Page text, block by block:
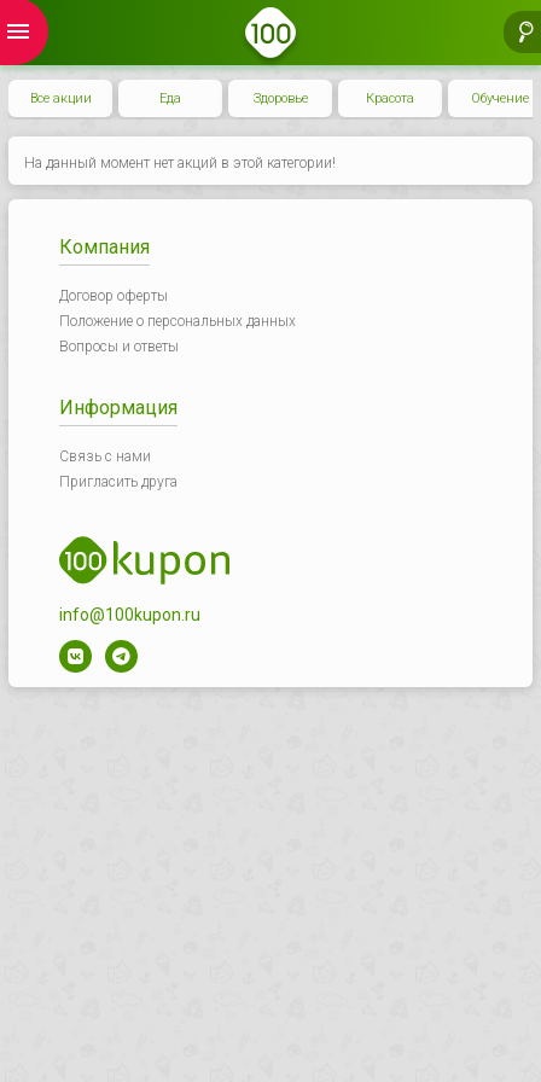
menu
Все акции Еда Здоровье Красота Обучение
На данный момент нет акций в этой категории!
Компания
Договор оферты
Положение о персональных данных
Вопросы и ответы
Информация
Связь с нами
Пригласить друга
info@100kupon.ru